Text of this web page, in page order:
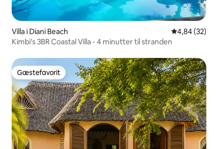
Villa i Diani Beach 4,84 ud af 5 i
4,84 (32)
Kimbi's 3BR Coastal Villa - 4 minutter til stranden
Gæstefavorit
Gæstefavorit